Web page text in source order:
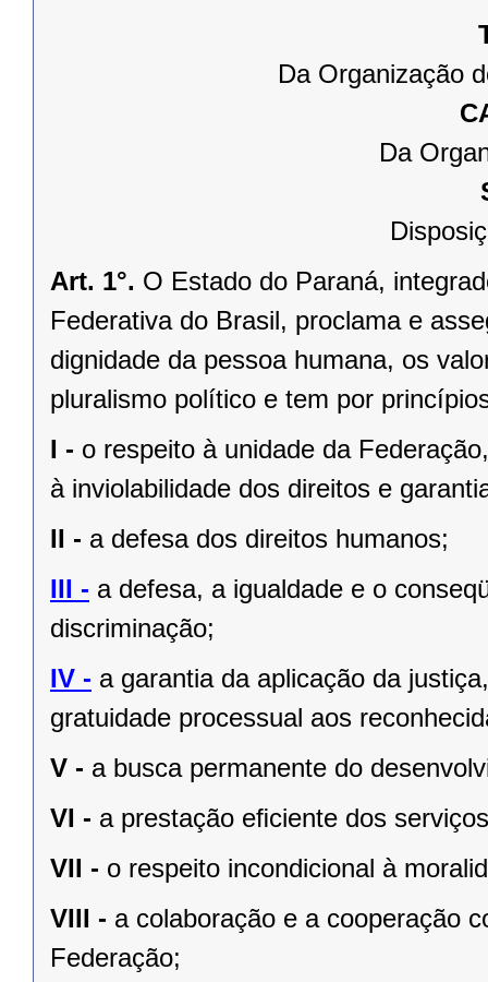
Da Organização
Da
Art. 1°. O Estado do Paraná,
Federativa do Brasil, proclama e
dignidade da pessoa humana, os
pluralismo político e tem por
I - o respeito à unidade da
à inviolabilidade dos direitos e
II - a defesa dos direitos humanos;
III - a defesa, a igualdade e o
discriminação;
IV - a garantia da aplicação da
gratuidade processual aos
V - a busca permanente do
VI - a prestação eﬁciente dos
VII - o respeito incondicional à
VIII - a colaboração e a cooperação
Federação;